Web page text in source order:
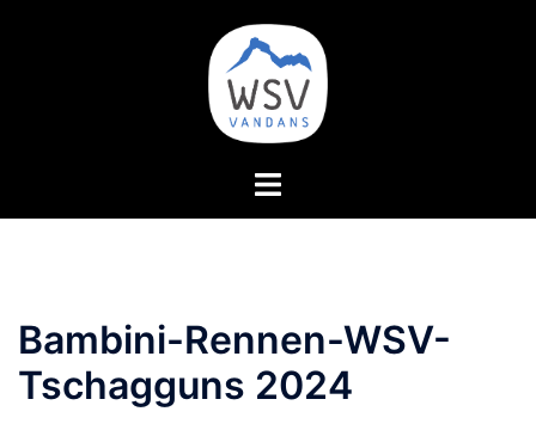
Menü
Bambini-Rennen-WSV-
Tschagguns 2024